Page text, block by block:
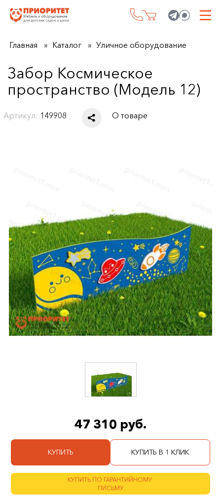
Главная Каталог Уличное оборудование
Забор Космическое
пространство (Модель 12)
Артикул: 149908 О товаре
47 310 руб.
КУПИТЬ КУПИТЬ В 1 КЛИК
КУПИТЬ ПО ГАРАНТИЙНОМУ
ПИСЬМУ